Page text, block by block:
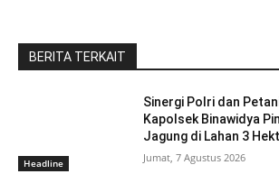
BERITA TERKAIT
Headline
Sinergi Polri dan
Kapolsek Binawidya
Jagung di Lahan 3
Jumat, 7 Agustus 2026